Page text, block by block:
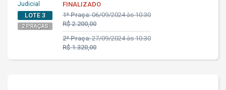
Judicial
LOTE 3
2 PRAÇAS
FINALIZADO
1ª Praça:06/09/2024 às 10:30
R$ 2.200,00
2ª Praça:27/09/2024 às 10:30
R$ 1.320,00